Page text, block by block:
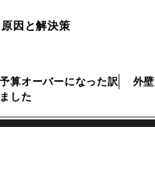
因と解決策
算オーバーになった訳 外
した